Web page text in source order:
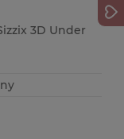
3D Under